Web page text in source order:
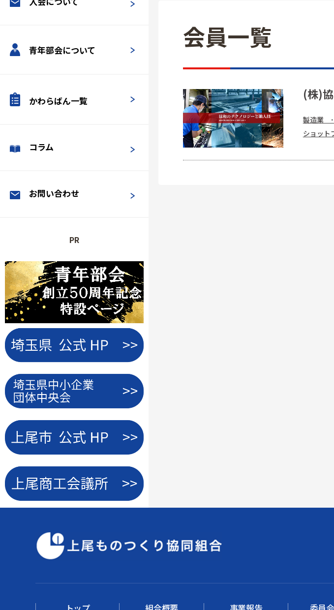
青年部会について
かわらばん一覧
コラム
お問い合わせ
PR
会員一覧
(株)
製造業 ･
ショット